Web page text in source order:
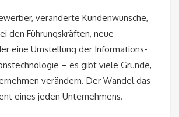
veränderte Kundenwünsche,
den Führungskräften, neue
eine Umstellung der Informations-
– es gibt viele Gründe,
verändern. Der Wandel das
eines jeden Unternehmens.